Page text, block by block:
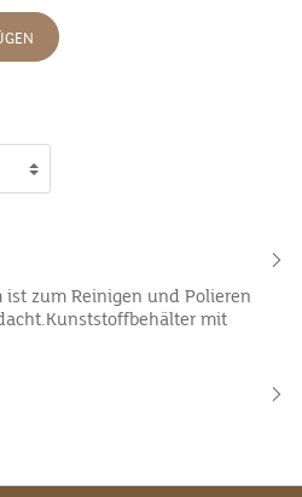
ist zum Reinigen und Polieren
mit